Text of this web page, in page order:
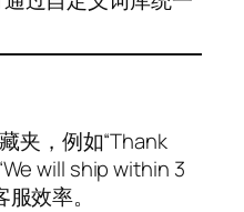
夹，例如“Thank
will ship within 3
效率。